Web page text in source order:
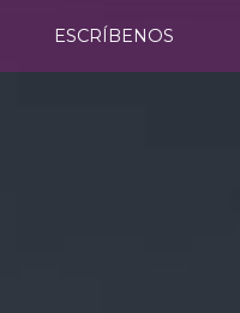
ESCRÍBENOS